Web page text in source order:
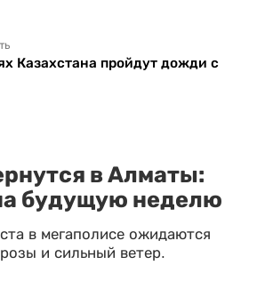
Казахстана пройдут дожди с
в Алматы:
будущую неделю
в мегаполисе ожидаются
и сильный ветер.